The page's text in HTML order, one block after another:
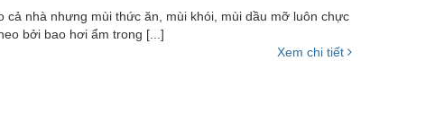
nhà nhưng mùi thức ăn, mùi khói, mùi dầu mỡ luôn chực
bởi bao hơi ẩm trong [...]
Xem chi tiết